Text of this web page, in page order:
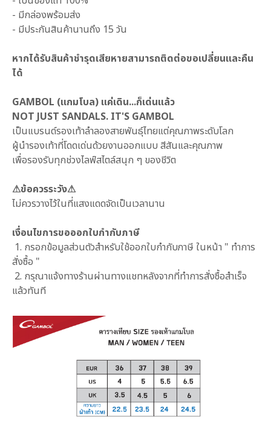
- มีกล่องพร้อมส่ง
- มีประกันสินค้านานถึง 15 วัน
หากได้รับสินค้าชำรุดเสียหายสามารถติดต่อขอเปลี่ยนและคืน
ได้
GAMBOL (แกมโบล) แค่เดิน...ก็เด่นแล้ว
NOT JUST SANDALS. IT'S GAMBOL
เป็นแบรนด์รองเท้าลำลองสายพันธุ์ไทยแต่คุณภาพระดับโลก
ผู้นำรองเท้าที่โดดเด่นด้วยงานออกแบบ สีสันและคุณภาพ
เพื่อรองรับทุกช่วงไลฟ์สไตล์สนุก ๆ ของชีวิต
⚠ข้อควรระวัง⚠
ไม่ควรวางไว้ในที่แสงแดดจัดเป็นเวลานาน
เงื่อนไขการขอออกใบกำกับภาษี
1. กรอกข้อมูลส่วนตัวสำหรับใช้ออกใบกำกับภาษี ในหน้า " ทำการ
สั่งซื้อ "
2. กรุณาแจ้งทางร้านผ่านทางแชทหลังจากที่ทำการสั่งซื้อสำเร็จ
แล้วทันที